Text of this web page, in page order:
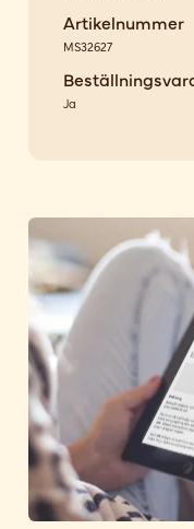
Artikelnummer
MS32627
Ja